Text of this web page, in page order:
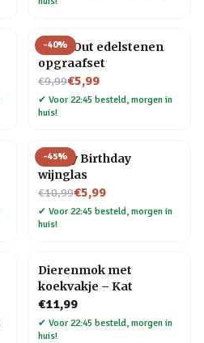
-40%
Dig It Out edelstenen
opgraafset
€9,99
Nu voor€5,99
✔ Voor 22:45 besteld, morgen in
huis!
-45%
Happy Birthday
wijnglas
€10,99
Nu voor€5,99
✔ Voor 22:45 besteld, morgen in
huis!
Dierenmok met
koekvakje – Kat
€11,99
✔ Voor 22:45 besteld, morgen in
huis!